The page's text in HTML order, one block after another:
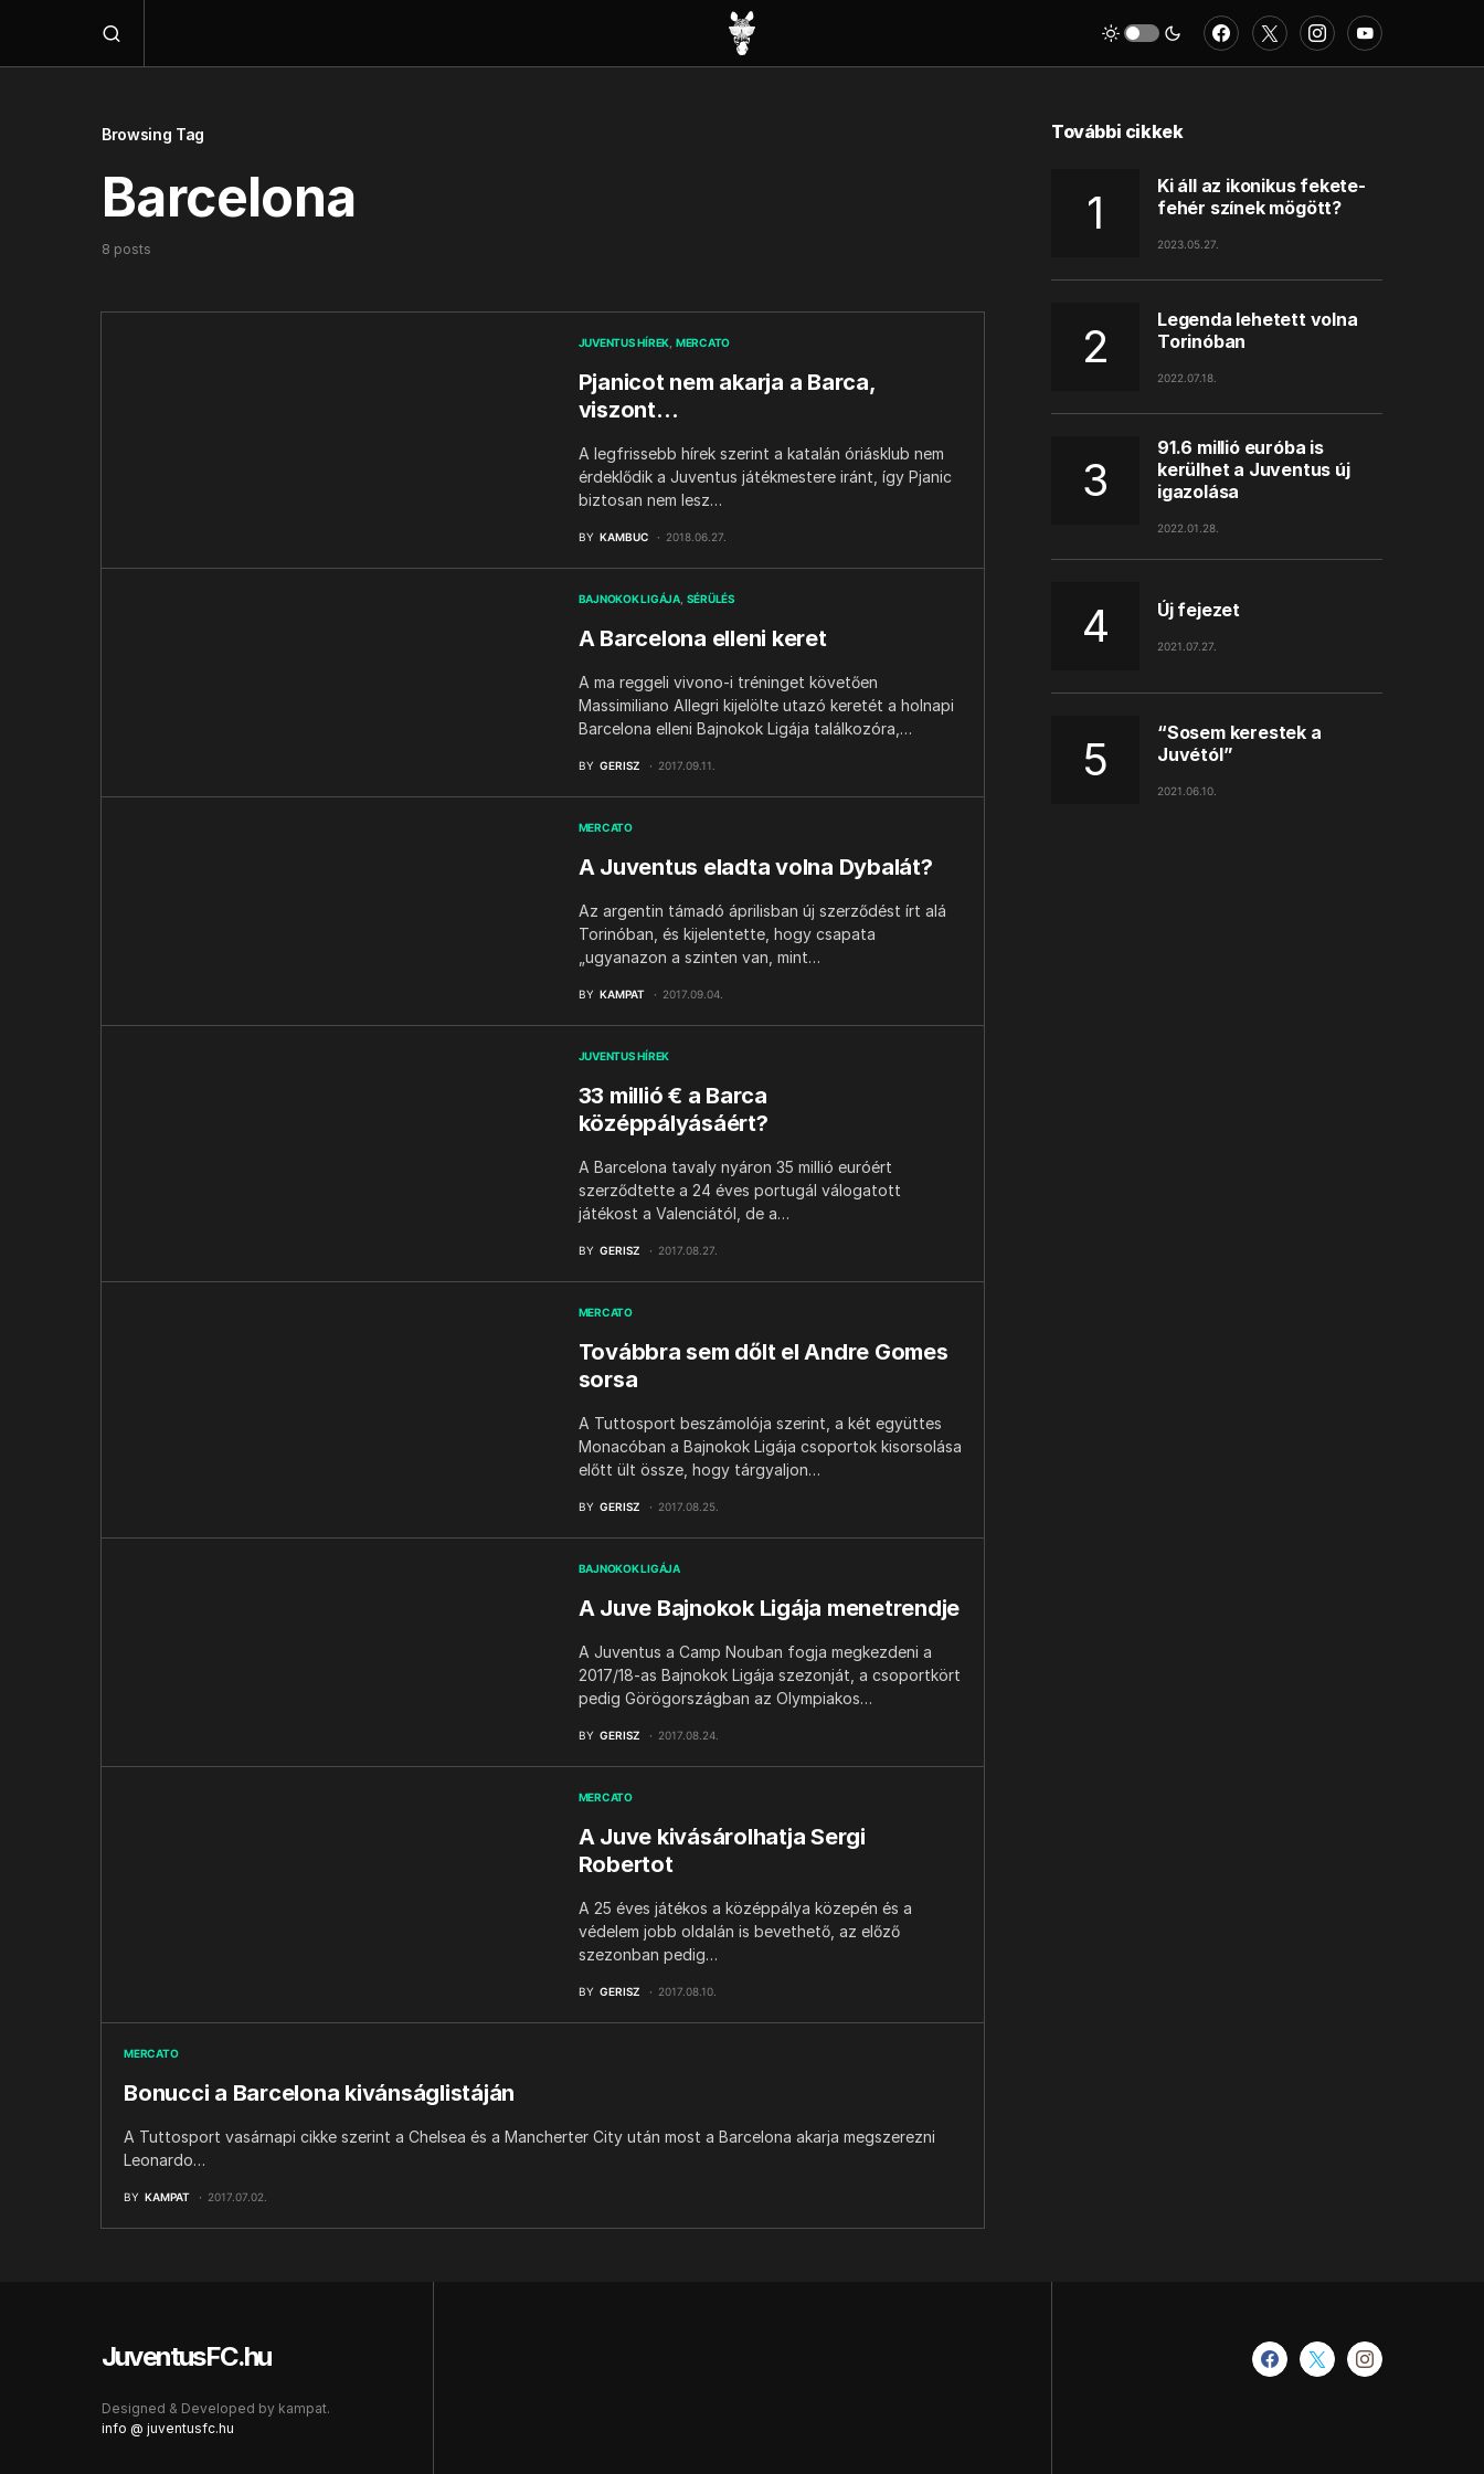
Browsing Tag
Barcelona
8 posts
JUVENTUS HÍREK MERCATO
Pjanicot nem akarja a Barca,
viszont…
A legfrissebb hírek szerint a katalán óriásklub nem
érdeklődik a Juventus játékmestere iránt, így Pjanic
biztosan nem lesz…
BY KAMBUC 2018.06.27.
BAJNOKOK LIGÁJA SÉRÜLÉS
A Barcelona elleni keret
A ma reggeli vivono-i tréninget követően
Massimiliano Allegri kijelölte utazó keretét a holnapi
Barcelona elleni Bajnokok Ligája találkozóra,…
BY GERISZ 2017.09.11.
MERCATO
A Juventus eladta volna Dybalát?
Az argentin támadó áprilisban új szerződést írt alá
Torinóban, és kijelentette, hogy csapata
„ugyanazon a szinten van, mint…
BY KAMPAT 2017.09.04.
JUVENTUS HÍREK
33 millió € a Barca
középpályásáért?
A Barcelona tavaly nyáron 35 millió euróért
szerződtette a 24 éves portugál válogatott
játékost a Valenciától, de a…
BY GERISZ 2017.08.27.
MERCATO
Továbbra sem dőlt el Andre Gomes
sorsa
A Tuttosport beszámolója szerint, a két együttes
Monacóban a Bajnokok Ligája csoportok kisorsolása
előtt ült össze, hogy tárgyaljon…
BY GERISZ 2017.08.25.
BAJNOKOK LIGÁJA
A Juve Bajnokok Ligája menetrendje
A Juventus a Camp Nouban fogja megkezdeni a
2017/18-as Bajnokok Ligája szezonját, a csoportkört
pedig Görögországban az Olympiakos…
BY GERISZ 2017.08.24.
MERCATO
A Juve kivásárolhatja Sergi
Robertot
A 25 éves játékos a középpálya közepén és a
védelem jobb oldalán is bevethető, az előző
szezonban pedig…
BY GERISZ 2017.08.10.
MERCATO
Bonucci a Barcelona kivánságlistáján
A Tuttosport vasárnapi cikke szerint a Chelsea és a Mancherter City után most a Barcelona akarja megszerezni
Leonardo…
BY KAMPAT 2017.07.02.
További cikkek
Ki áll az ikonikus fekete-
fehér színek mögött?
2023.05.27.
Legenda lehetett volna
Torinóban
2022.07.18.
91.6 millió euróba is
kerülhet a Juventus új
igazolása
2022.01.28.
Új fejezet
2021.07.27.
“Sosem kerestek a
Juvétól”
2021.06.10.
JuventusFC.hu
Designed & Developed by kampat.
info @ juventusfc.hu